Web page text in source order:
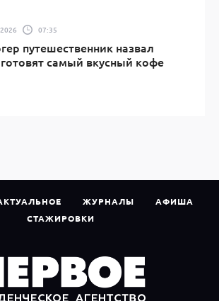
07:35
путешественник назвал
готовят самый вкусный кофе
ЖУРНАЛЫ
АФИША
СТАЖИРОВКИ